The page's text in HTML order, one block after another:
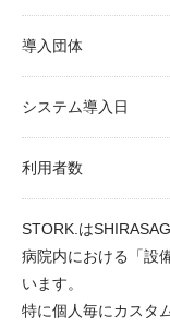
導入団体
システム導入日
利用者数
STORK.は
病院内における「設
います。
特に個人毎にカスタ